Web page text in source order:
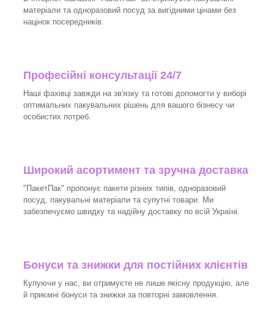
матеріали та одноразовий посуд за вигідними цінами без
націнок посередників.
Професійні консультації 24/7
Наші фахівці завжди на зв'язку та готові допомогти у виборі
оптимальних пакувальних рішень для вашого бізнесу чи
особистих потреб.
Широкий асортимент та зручна доставка
"ПакетПак" пропонує пакети різних типів, одноразовий
посуд, пакувальні матеріали та супутні товари. Ми
забезпечуємо швидку та надійну доставку по всій Україні.
Бонуси та знижки для постійних клієнтів
Купуючи у нас, ви отримуєте не лише якісну продукцію, але
й приємні бонуси та знижки за повторні замовлення.